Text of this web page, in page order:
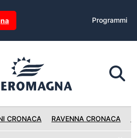
Programmi
CRONACA RAVENNA CRONACA